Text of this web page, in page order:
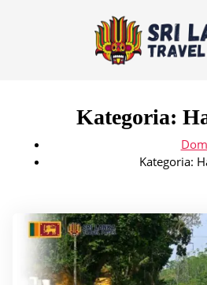
Kategoria:
Dom
Kategoria: